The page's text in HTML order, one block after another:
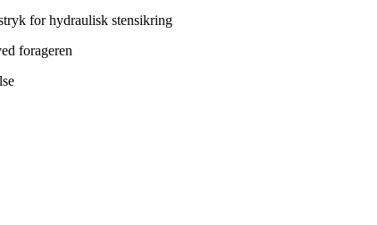
for hydraulisk stensikring
forageren